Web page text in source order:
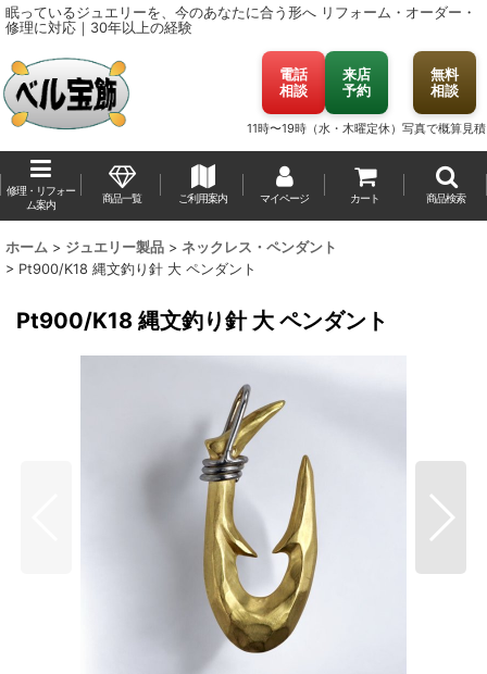
眠っているジュエリーを、今のあなたに合う形へ リフォーム・オーダー・
修理に対応｜30年以上の経験
電話
相談
来店
予約
11時〜19時（水・木曜定休）
無料
相談
写真で概算見積
修理・リフォー
ム案内
商品一覧 ご利用案内 マイページ カート 商品検索
ホーム > ジュエリー製品 > ネックレス・ペンダント
> Pt900/K18 縄文釣り針 大 ペンダント
Pt900/K18 縄文釣り針 大 ペンダント